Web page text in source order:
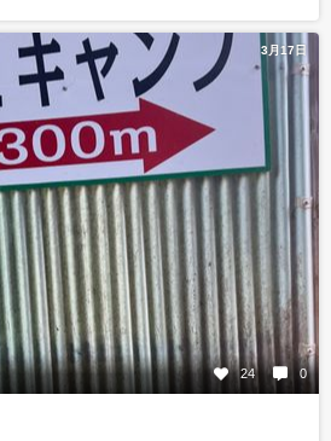
3月17日
24 0